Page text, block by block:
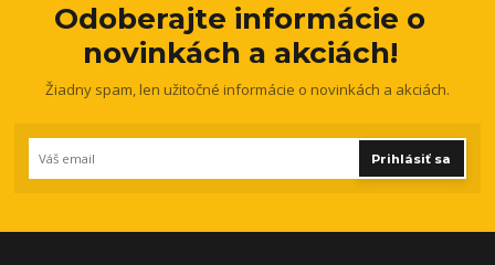
Odoberajte informácie o
novinkách a akciách!
Žiadny spam, len užitočné informácie o novinkách a akciách.
Prihlásiť sa